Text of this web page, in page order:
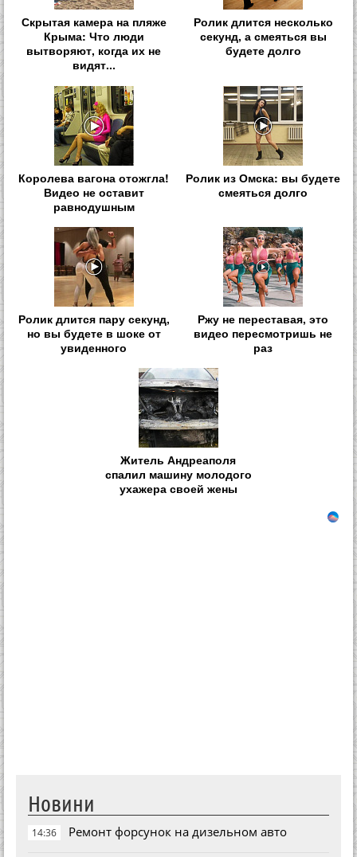
Скрытая камера на пляже
Крыма: Что люди
вытворяют, когда их не
видят...
Ролик длится несколько
секунд, а смеяться вы
будете долго
Королева вагона отожгла!
Видео не оставит
равнодушным
Ролик из Омска: вы будете
смеяться долго
Ролик длится пару секунд,
но вы будете в шоке от
увиденного
Ржу не переставая, это
видео пересмотришь не
раз
Житель Андреаполя
спалил машину молодого
ухажера своей жены
Новини
14:36 Ремонт форсунок на дизельном авто